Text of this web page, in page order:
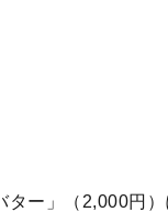
ター」（2,000円